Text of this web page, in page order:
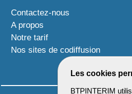
Les cookies
BTPINTERIM
Contactez-nous
A propos
Notre tarif
Nos sites de codiffusion